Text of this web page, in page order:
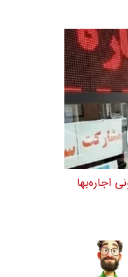
اجاره‌بها